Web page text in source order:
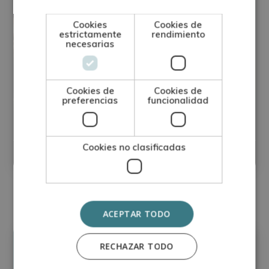
Perito Tasador de Obras de Arte
Matricúlate:
Precio:
Cookies
estrictamente
necesarias
Cookies de
rendimiento
Cookies de
preferencias
Cookies de
funcionalidad
Cookies no clasificadas
ACEPTAR TODO
RECHAZAR TODO